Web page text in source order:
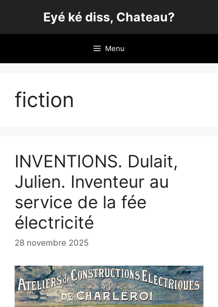
Eyé ké diss, Chateau?
Menu
fiction
INVENTIONS. Dulait,
Julien. Inventeur au
service de la fée
électricité
28 novembre 2025